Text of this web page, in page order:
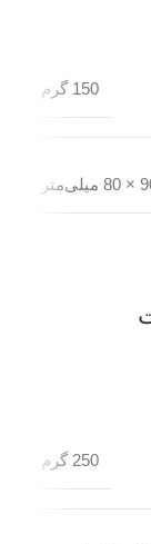
150 گرم
250 گرم